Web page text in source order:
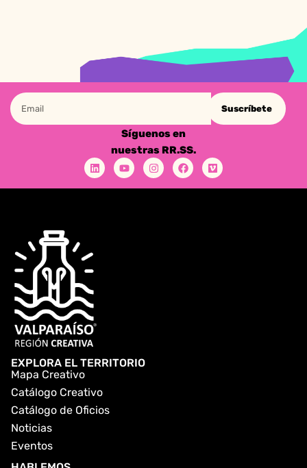
Suscríbete
Síguenos en
nuestras RR.SS.
EXPLORA EL TERRITORIO
Mapa Creativo
Catálogo Creativo
Catálogo de Oficios
Noticias
Eventos